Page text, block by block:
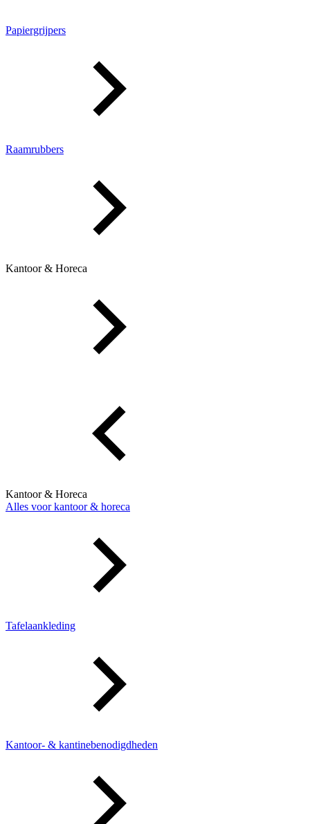
Papiergrijpers
Raamrubbers
Kantoor & Horeca
Kantoor & Horeca
Alles voor kantoor & horeca
Tafelaankleding
Kantoor- & kantinebenodigdheden